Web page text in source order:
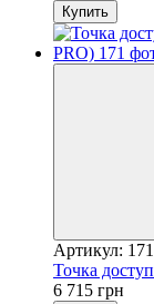
Купить
Артикул: 171
Точка
6 715 грн